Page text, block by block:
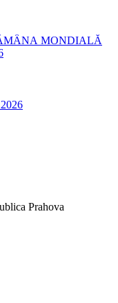
MONDIALĂ
Prahova